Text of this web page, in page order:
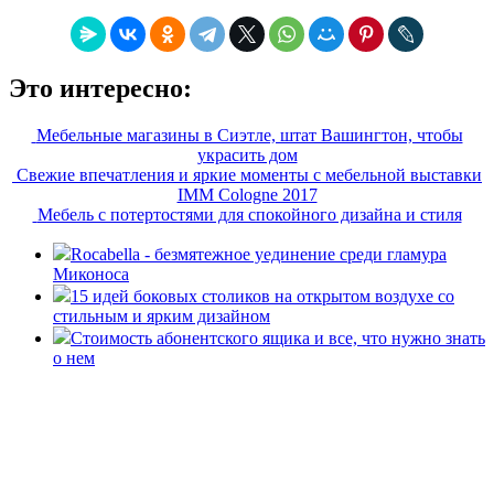
Это интересно:
Мебельные магазины в Сиэтле, штат Вашингтон, чтобы
украсить дом
Свежие впечатления и яркие моменты с мебельной выставки
IMM Cologne 2017
Мебель с потертостями для спокойного дизайна и стиля
Rocabella - безмятежное уединение среди гламура
Миконоса
15 идей боковых столиков на открытом воздухе со
стильным и ярким дизайном
Стоимость абонентского ящика и все, что нужно знать
о нем